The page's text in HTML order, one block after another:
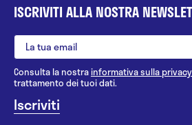
ISCRIVITI ALLA NOSTRA
Consulta la nostrainformativa sulla privacy
trattamento dei tuoi dati.